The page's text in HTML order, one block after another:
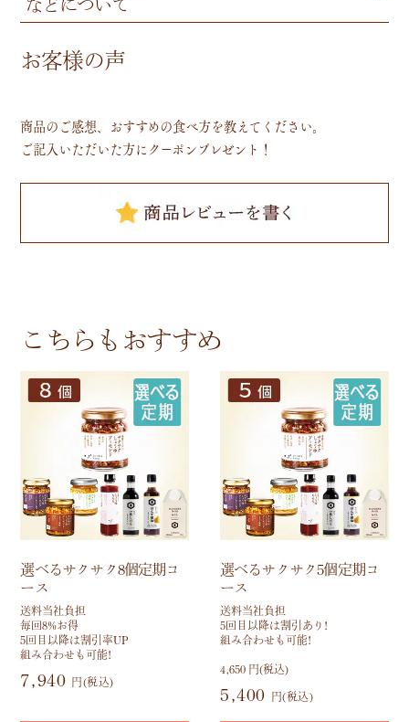
などについて
お客様の声
商品のご感想、おすすめの食べ方を教えてください。
ご記入いただいた方にクーポンプレゼント！
こちらもおすすめ
選べるサクサク8個定期コ
ース
送料当社負担
毎回8%お得
5回目以降は割引率UP
組み合わせも可能!
7,940 円(税込)
選べるサクサク5個定期コ
ース
送料当社負担
5回目以降は割引あり!
組み合わせも可能!
4,650 円(税込)
5,400 円(税込)